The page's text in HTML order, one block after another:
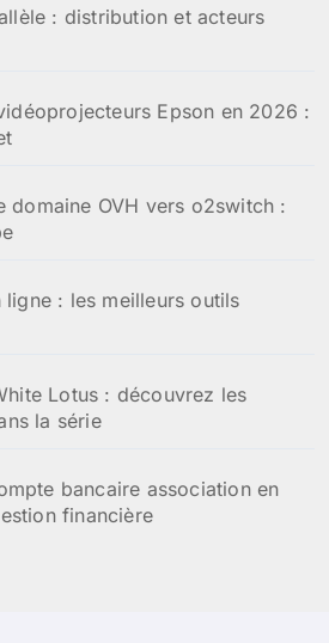
: distribution et acteurs
Epson en 2026 :
domaine OVH vers o2switch :
: les meilleurs outils
Lotus : découvrez les
la série
bancaire association en
financière